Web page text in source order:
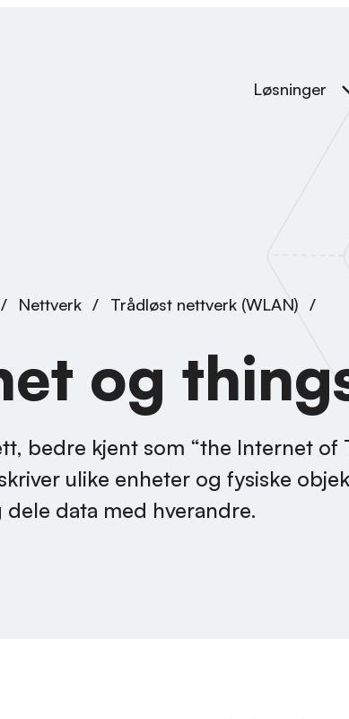
Løsninger
/ Nettverk / Trådløst nettverk (WLAN) /
og
bedre kjent som “the Internet of
ulike enheter og fysiske
data med hverandre.